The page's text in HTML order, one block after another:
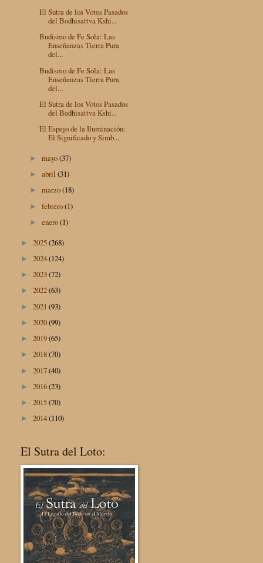
El Sutra de los Votos Pasados
del Bodhisattva Kshi...
Budismo de Fe Sola: Las
Enseñanzas Tierra Pura
del...
Budismo de Fe Sola: Las
Enseñanzas Tierra Pura
del...
El Sutra de los Votos Pasados
del Bodhisattva Kshi...
El Espejo de la Iluminación:
El Significado y Simb...
►mayo(37)
►abril(31)
►marzo(18)
►febrero(1)
►enero(1)
► 2025(268)
► 2024(124)
► 2023(72)
► 2022(63)
► 2021 (93)
► 2020(99)
► 2019(65)
► 2018(70)
► 2017(40)
► 2016(23)
► 2015(70)
► 2014(110)
El Sutra del Loto: